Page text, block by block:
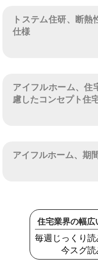
トステム住研、断
仕様
アイフルホーム、住
慮したコンセプト住
アイフルホーム、期
住宅業界の幅広
毎週じっくり読
今スグ読